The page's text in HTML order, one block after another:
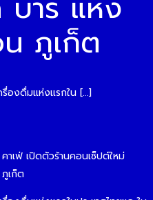
ภูเก็ต
รื่องดื่มแห่งแรกใน […]